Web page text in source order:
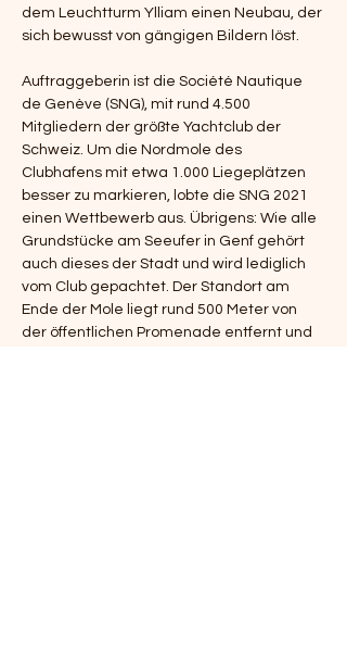
dem Leuchtturm Ylliam einen Neubau, der
sich bewusst von gängigen Bildern löst.
Auftraggeberin ist die Société Nautique
de Genève (SNG), mit rund 4.500
Mitgliedern der größte Yachtclub der
Schweiz. Um die Nordmole des
Clubhafens mit etwa 1.000 Liegeplätzen
besser zu markieren, lobte die SNG 2021
einen Wettbewerb aus. Übrigens: Wie alle
Grundstücke am Seeufer in Genf gehört
auch dieses der Stadt und wird lediglich
vom Club gepachtet. Der Standort am
Ende der Mole liegt rund 500 Meter von
der öffentlichen Promenade entfernt und